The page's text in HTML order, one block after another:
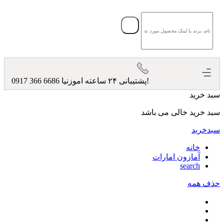
0917 366 6686
پشتیبانی ۲۴ ساعته اموزنیا!
سبد خرید
سبد خرید خالی می باشد
سبدخرید
خانه
آمازون امارات
search
حذف همه